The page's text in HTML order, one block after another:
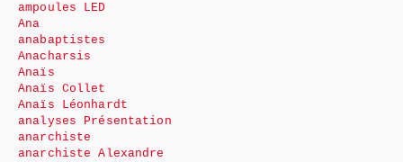
ampoules LED
Ana
anabaptistes
Anacharsis
Anaïs
Anaïs Collet
Anaïs Léonhardt
analyses Présentation
anarchiste
anarchiste Alexandre